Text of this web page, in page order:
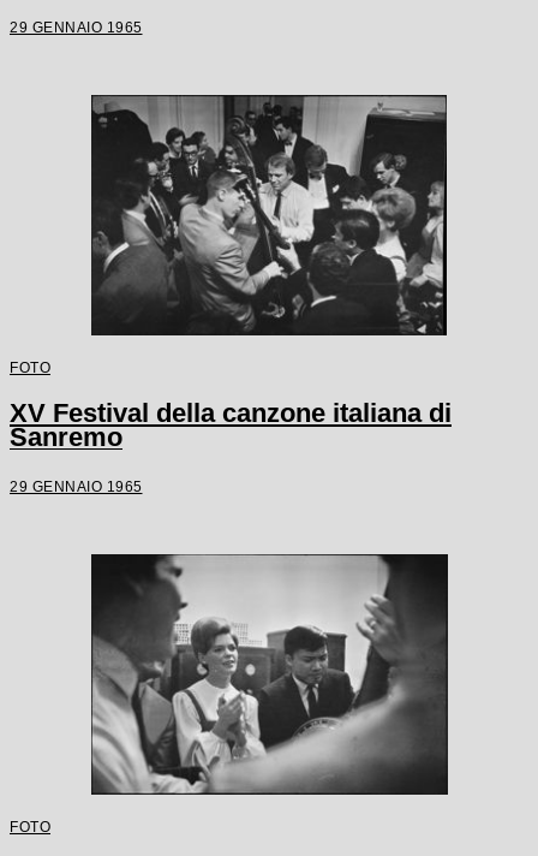
29 GENNAIO 1965
FOTO
XV Festival della canzone italiana di
Sanremo
29 GENNAIO 1965
FOTO